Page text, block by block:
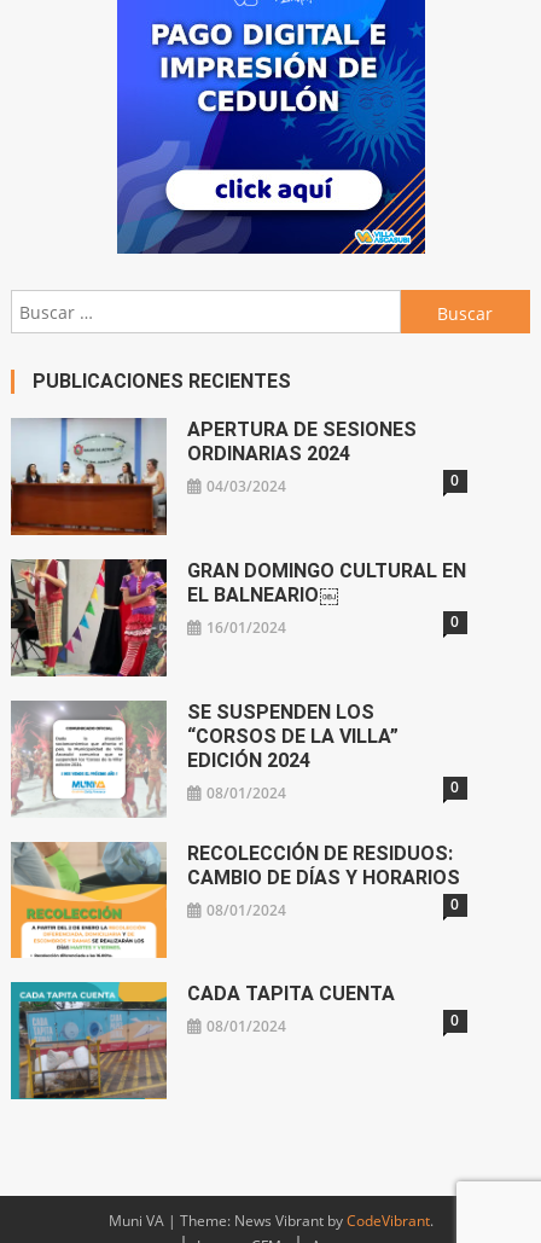
Buscar:
PUBLICACIONES RECIENTES
APERTURA DE SESIONES
ORDINARIAS 2024
04/03/2024 0
GRAN DOMINGO CULTURAL EN
EL BALNEARIO￼
16/01/2024 0
SE SUSPENDEN LOS
“CORSOS DE LA VILLA”
EDICIÓN 2024
08/01/2024 0
RECOLECCIÓN DE RESIDUOS:
CAMBIO DE DÍAS Y HORARIOS
08/01/2024 0
CADA TAPITA CUENTA
08/01/2024 0
Muni VA | Theme: News Vibrant byCodeVibrant.